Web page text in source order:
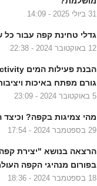
31 ביולי 2025 - 14:09
גדלי טחינת קפה עבור כל
12 באוקטובר 2024 - 22:38
גורם מפתח באיכות
5 באוקטובר 2024 - 23:09
מהי צמיגות בקפה?
29 בספטמבר 2024 - 17:54
הרצאה בנושא "יצירת קפה
בפורום מנהיגי הקפה
18 בספטמבר 2024 - 18:36